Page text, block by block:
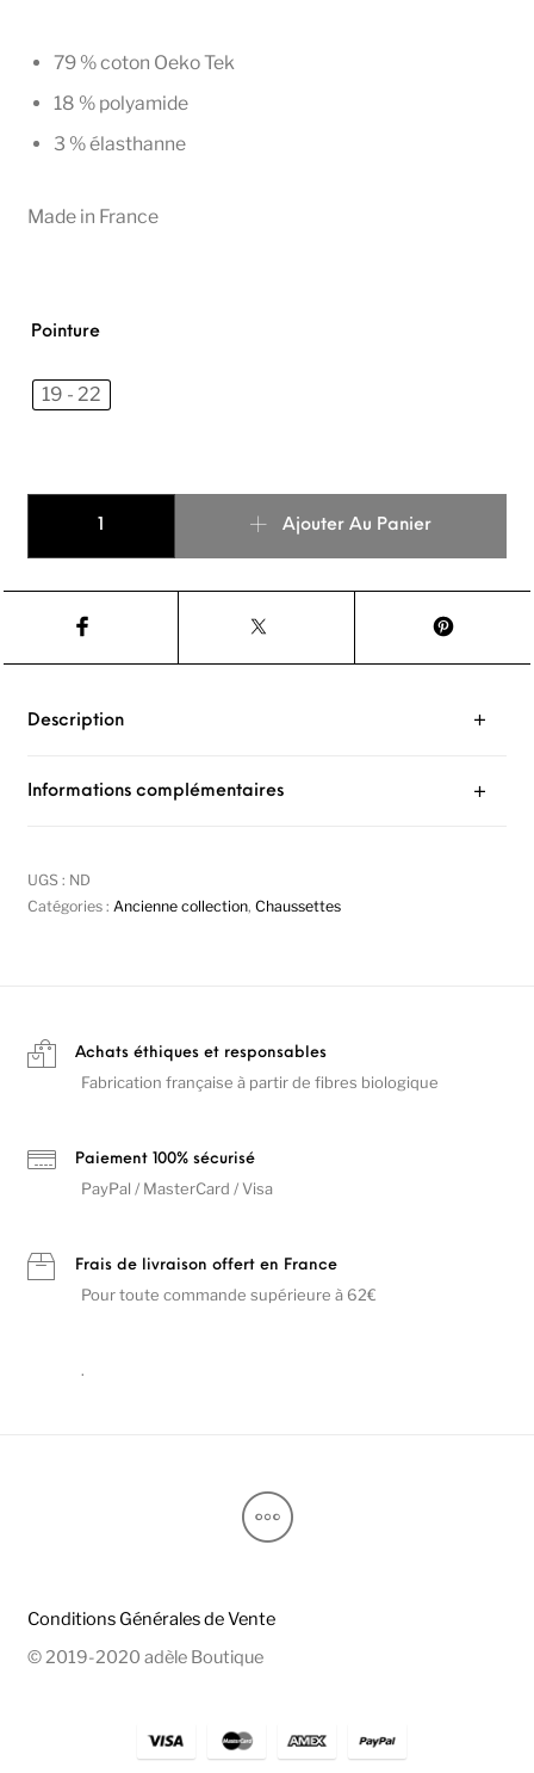
79 % coton Oeko Tek
18 % polyamide
3 % élasthanne
Made in France
Pointure
19 - 22
Ajouter Au Panier
Description
Informations complémentaires
UGS : ND
Catégories : Ancienne collection, Chaussettes
Achats éthiques et responsables
Fabrication française à partir de fibres biologique
Paiement 100% sécurisé
PayPal / MasterCard / Visa
Frais de livraison offert en France
Pour toute commande supérieure à 62€
.
Conditions Générales de Vente
© 2019-2020 adèle Boutique